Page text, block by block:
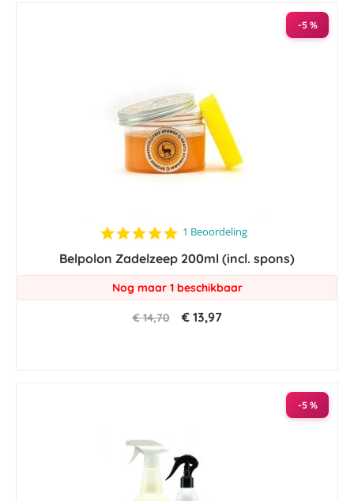
-5 %
5.0
rating
1 Beoordeling
Belpolon Zadelzeep 200ml (incl. spons)
Nog maar 1 beschikbaar
€ 14,70 € 13,97
-5 %